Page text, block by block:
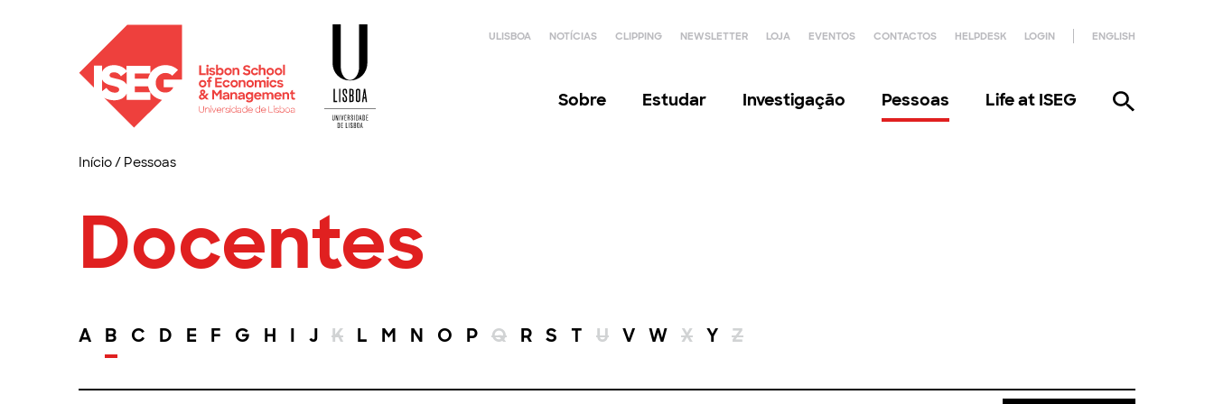
ULISBOA NOTÍCIAS CLIPPING NEWSLETTER LOJA EVENTOS CONTACTOS HELPDESK LOGIN ENGLISH
Sobre Estudar Investigação Pessoas Life at ISEG
Início/ Pessoas
Docentes
A B C D E F G H I J K L M N O P Q R S T U V W X Y Z